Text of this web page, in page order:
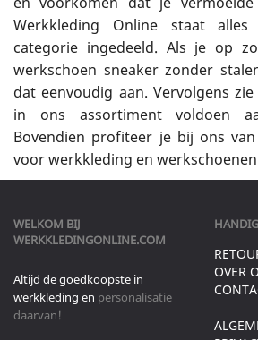
Werkkleding Online staat alles
categorie ingedeeld. Als je op
werkschoen sneaker zonder
dat eenvoudig aan. Vervolgens
in ons assortiment voldoen
Bovendien profiteer je bij ons
voor werkkleding en
WELKOM BIJ
WERKKLEDINGONLINE.COM
Altijd de goedkoopste in
werkkleding en personalisatie
daarvan!
OVER